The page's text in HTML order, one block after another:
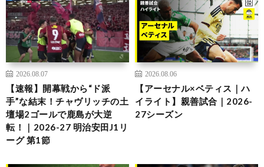
2026.08.07
【速報】開幕戦から“ド派
手”な結末！チャヴリッチの土
壇場2ゴールで鹿島が大逆
転！｜2026-27 明治安田J1リ
ーグ 第1節
2026.08.06
【アーセナル×ベティス｜ハ
イライト】親善試合｜2026-
27シーズン